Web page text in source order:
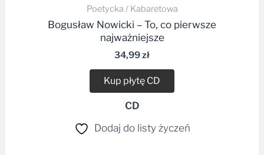
Poetycka / Kabaretowa
Bogusław Nowicki – To, co pierwsze
najważniejsze
34,99zł
Kup płytę CD
CD
Dodaj do listy życzeń